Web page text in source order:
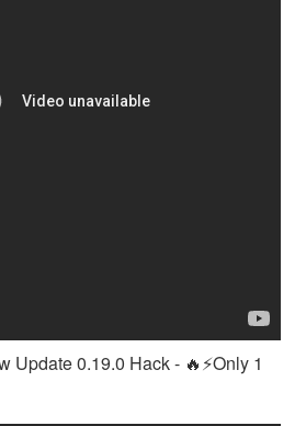
Update 0.19.0 Hack - 🔥⚡Only 1